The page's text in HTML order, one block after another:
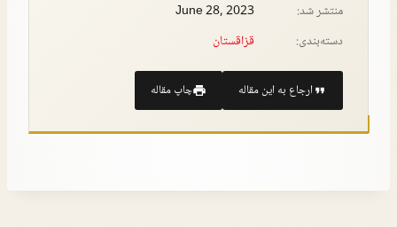
منتشر شد:
June 28, 2023
دسته‌بندی:
قزاقستان
ارجاع به این مقاله چاپ مقاله